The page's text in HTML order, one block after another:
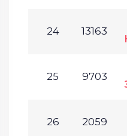
24 13163
25 9703
26 2059